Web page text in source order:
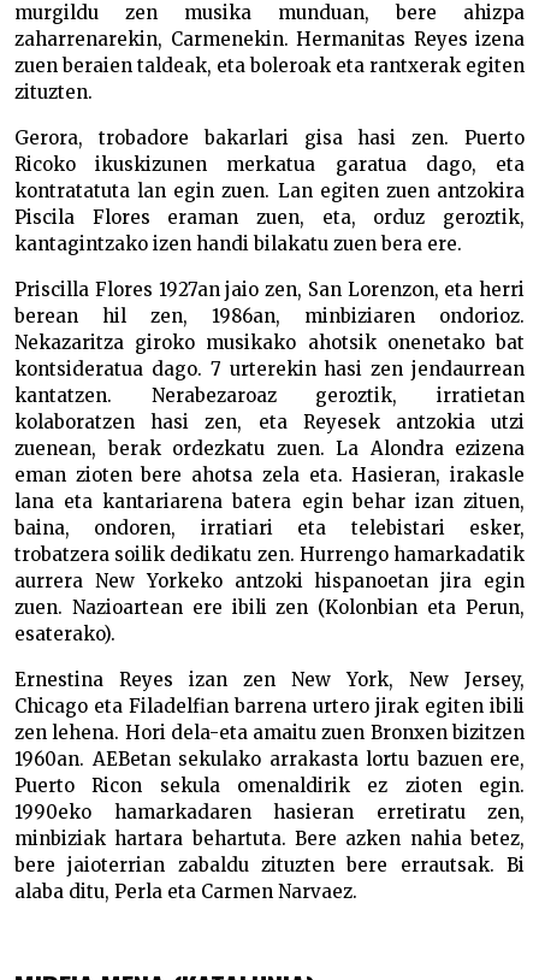
murgildu zen musika munduan, bere ahizpa
zaharrenarekin, Carmenekin. Hermanitas Reyes izena
zuen beraien taldeak, eta boleroak eta rantxerak egiten
zituzten.
Gerora, trobadore bakarlari gisa hasi zen. Puerto
Ricoko ikuskizunen merkatua garatua dago, eta
kontratatuta lan egin zuen. Lan egiten zuen antzokira
Piscila Flores eraman zuen, eta, orduz geroztik,
kantagintzako izen handi bilakatu zuen bera ere.
Priscilla Flores 1927an jaio zen, San Lorenzon, eta herri
berean hil zen, 1986an, minbiziaren ondorioz.
Nekazaritza giroko musikako ahotsik onenetako bat
kontsideratua dago. 7 urterekin hasi zen jendaurrean
kantatzen. Nerabezaroaz geroztik, irratietan
kolaboratzen hasi zen, eta Reyesek antzokia utzi
zuenean, berak ordezkatu zuen. La Alondra ezizena
eman zioten bere ahotsa zela eta. Hasieran, irakasle
lana eta kantariarena batera egin behar izan zituen,
baina, ondoren, irratiari eta telebistari esker,
trobatzera soilik dedikatu zen. Hurrengo hamarkadatik
aurrera New Yorkeko antzoki hispanoetan jira egin
zuen. Nazioartean ere ibili zen (Kolonbian eta Perun,
esaterako).
Ernestina Reyes izan zen New York, New Jersey,
Chicago eta Filadelfian barrena urtero jirak egiten ibili
zen lehena. Hori dela-eta amaitu zuen Bronxen bizitzen
1960an. AEBetan sekulako arrakasta lortu bazuen ere,
Puerto Ricon sekula omenaldirik ez zioten egin.
1990eko hamarkadaren hasieran erretiratu zen,
minbiziak hartara behartuta. Bere azken nahia betez,
bere jaioterrian zabaldu zituzten bere errautsak. Bi
alaba ditu, Perla eta Carmen Narvaez.